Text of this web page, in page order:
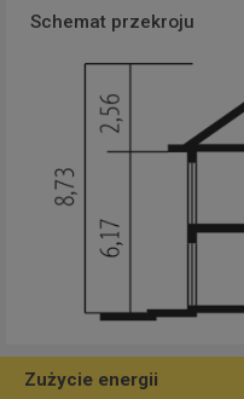
Schemat przekroju
Zużycie energii